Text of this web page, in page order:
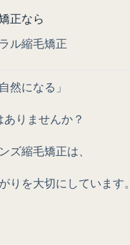
正なら
ル縮毛矯正
然になる」
りませんか？
ズ縮毛矯正は、
り を大切にしています